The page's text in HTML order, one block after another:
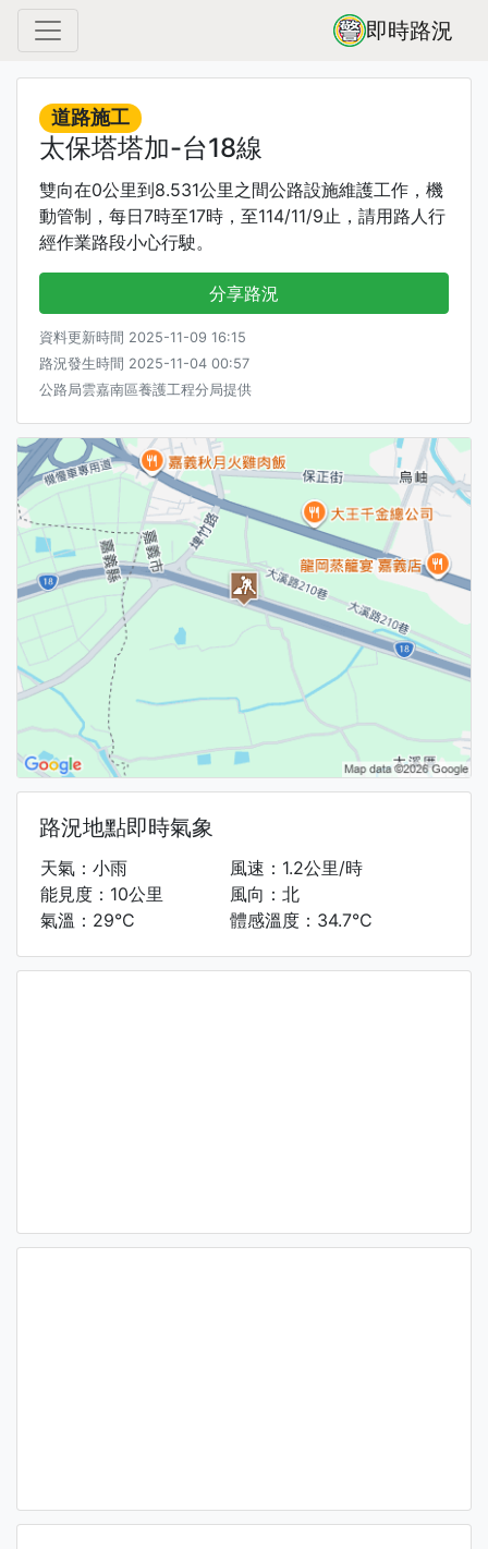
即時路況
道路施工
太保塔塔加-台18線
雙向在0公里到8.531公里之間公路設施維護工作，機
動管制，每日7時至17時，至114/11/9止，請用路人行
經作業路段小心行駛。
分享路況
資料更新時間 2025-11-09 16:15
路況發生時間 2025-11-04 00:57
公路局雲嘉南區養護工程分局提供
路況地點即時氣象
天氣：小雨
能見度：10公里
氣溫：29°C
風速：1.2公里/時
風向：北
體感溫度：34.7°C